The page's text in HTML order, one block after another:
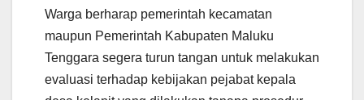
Warga berharap pemerintah kecamatan
maupun Pemerintah Kabupaten Maluku
Tenggara segera turun tangan untuk melakukan
evaluasi terhadap kebijakan pejabat kepala